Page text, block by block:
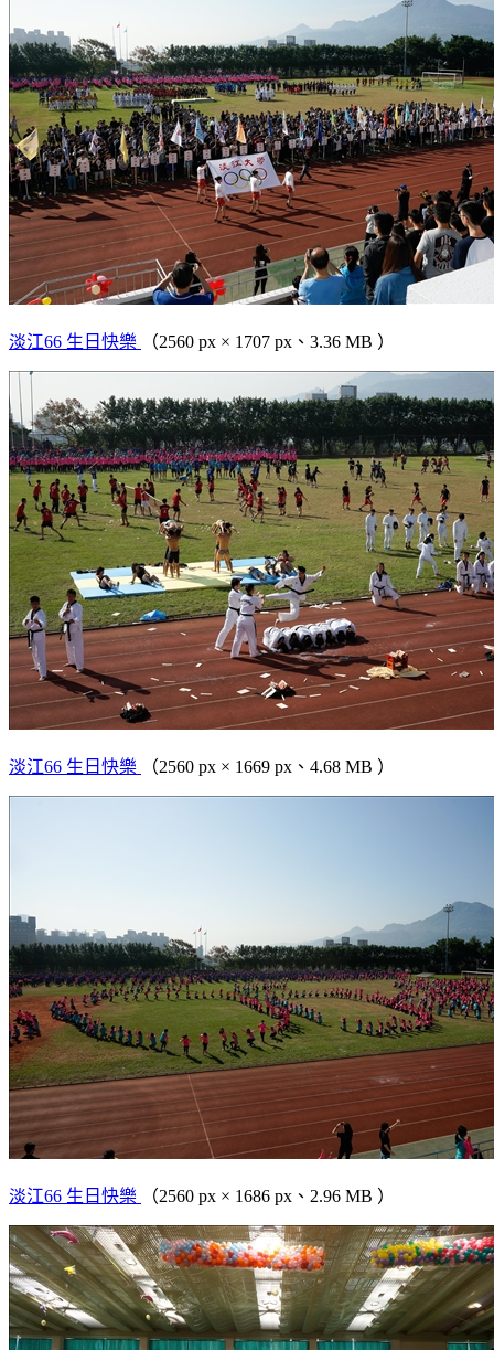
淡江66 生日快樂 （2560 px × 1707 px、3.36 MB ）
淡江66 生日快樂 （2560 px × 1669 px、4.68 MB ）
淡江66 生日快樂 （2560 px × 1686 px、2.96 MB ）